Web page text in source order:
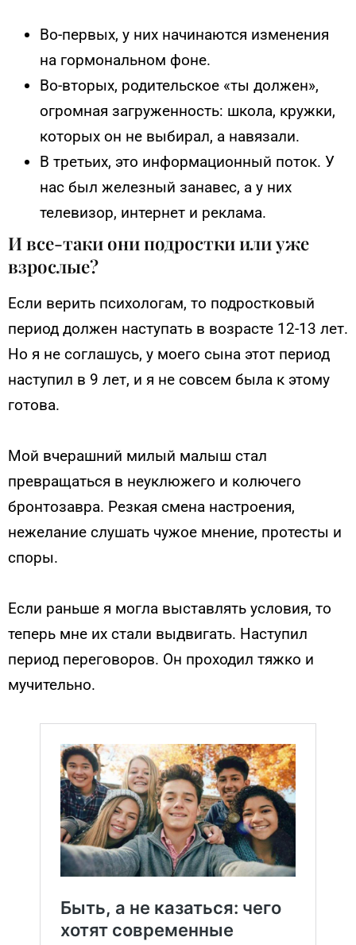
Во-первых, у них начинаются изменения
на гормональном фоне.
Во-вторых, родительское «ты должен»,
огромная загруженность: школа, кружки,
которых он не выбирал, а навязали.
В третьих, это информационный поток. У
нас был железный занавес, а у них
телевизор, интернет и реклама.
И все-таки они подростки или уже
взрослые?
Если верить психологам, то подростковый
период должен наступать в возрасте 12-13 лет.
Но я не соглашусь, у моего сына этот период
наступил в 9 лет, и я не совсем была к этому
готова.
Мой вчерашний милый малыш стал
превращаться в неуклюжего и колючего
бронтозавра. Резкая смена настроения,
нежелание слушать чужое мнение, протесты и
споры.
Если раньше я могла выставлять условия, то
теперь мне их стали выдвигать. Наступил
период переговоров. Он проходил тяжко и
мучительно.